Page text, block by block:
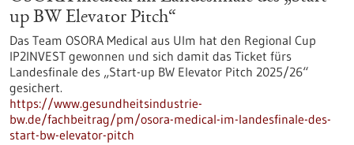
up BW Elevator Pitch“
Das Team OSORA Medical aus Ulm hat den Regional Cup
IP2INVEST gewonnen und sich damit das Ticket fürs
Landesfinale des „Start-up BW Elevator Pitch 2025/26“
gesichert.
https://www.gesundheitsindustrie-
bw.de/fachbeitrag/pm/osora-medical-im-landesfinale-des-
start-bw-elevator-pitch